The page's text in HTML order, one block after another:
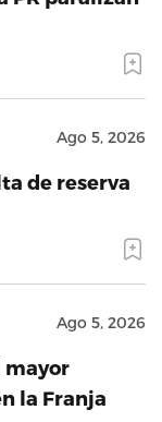
Ago 5, 2026
de reserva
Ago 5, 2026
mayor
la Franja